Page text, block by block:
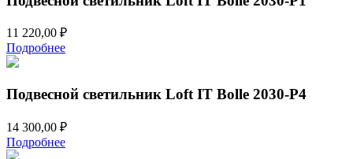
11 220,00 ₽
Подробнее
Подвесной светильник Loft IT Bolle 2030-P4
14 300,00 ₽
Подробнее